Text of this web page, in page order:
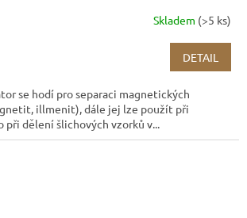
Skladem (>5 ks)
DETAIL
se hodí pro separaci magnetických
illmenit), dále jej lze použít při
při dělení šlichových vzorků v...